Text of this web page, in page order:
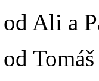
Ali a